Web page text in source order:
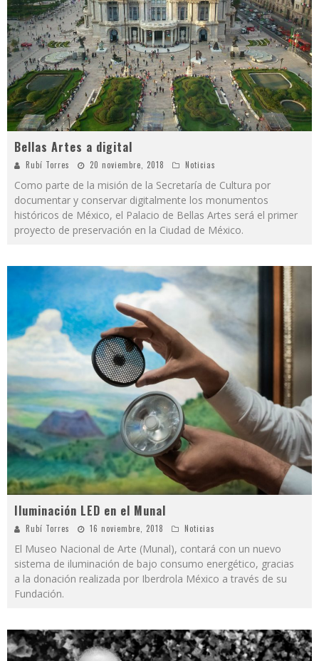
Bellas Artes a digital
Rubí Torres 20 noviembre, 2018 Noticias
Como parte de la misión de la Secretaría de Cultura por
documentar y conservar digitalmente los monumentos
históricos de México, el Palacio de Bellas Artes será el primer
proyecto de preservación en la Ciudad de México.
Iluminación LED en el Munal
Rubí Torres 16 noviembre, 2018 Noticias
El Museo Nacional de Arte (Munal), contará con un nuevo
sistema de iluminación de bajo consumo energético, gracias
a la donación realizada por Iberdrola México a través de su
Fundación.